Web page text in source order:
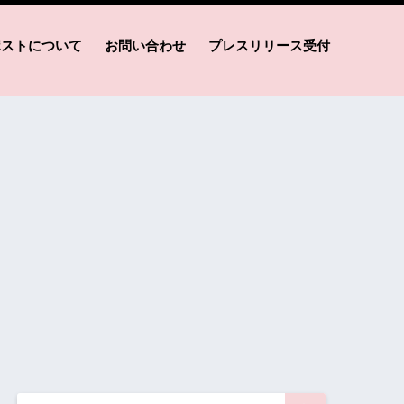
トについて お問い合わせ プレスリリース受付